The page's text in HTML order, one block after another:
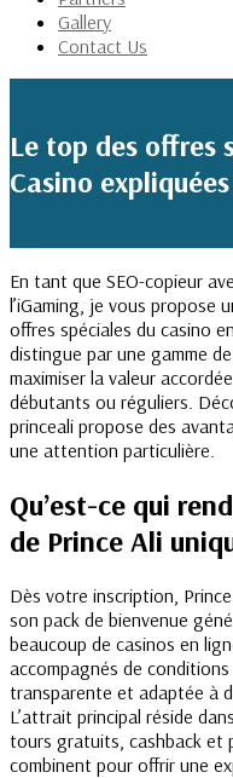
Gallery
Contact Us
Le top des offres
Casino
En tant que SEO-copieur
l’iGaming, je vous propose
offres spéciales du casino
distingue par une gamme
maximiser la valeur
débutants ou réguliers.
princeali propose des
une attention particulière.
Qu’est-ce qui
de Prince Ali
Dès votre inscription,
son pack de bienvenue
beaucoup de casinos en
accompagnés de
transparente et adaptée à
L’attrait principal réside
tours gratuits, cashback et
combinent pour offrir une